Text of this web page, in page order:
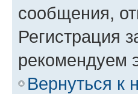
сообщения,
Регистрация
рекомендуем
Вернуться к